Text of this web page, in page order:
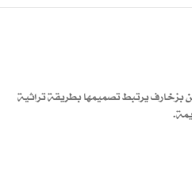
بزخارف يرتبط تصميمها بطريقة تراثية